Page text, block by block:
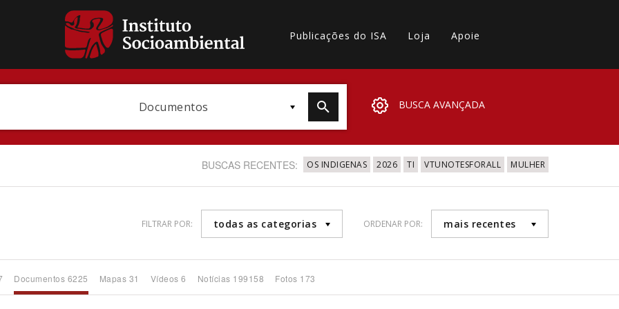
Publicações do ISA Loja Apoie
Documentos BUSCA AVANÇADA
BUSCAS RECENTES: OS INDIGENAS 2026 TI VTUNOTESFORALL MULHER
FILTRAR POR: todas as categorias ORDENAR POR: mais recentes
Documentos 6225 Mapas 31 Vídeos 6 Notícias 199158 Fotos 173